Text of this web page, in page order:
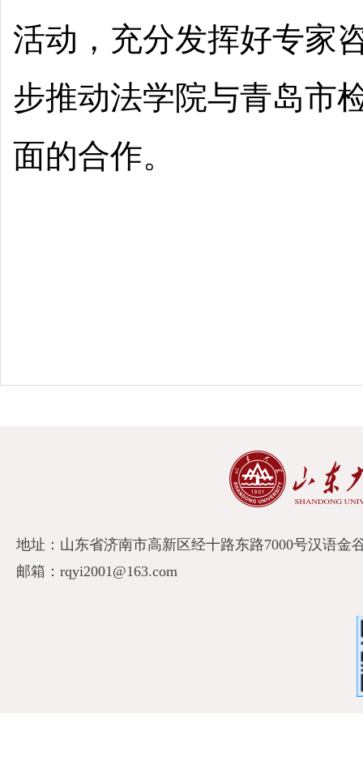
活动，充分发挥好专家
步推动法学院与青岛市
面的合作。
地址：山东省济南市高新区经十路东路7000号汉语金
邮箱：rqyi2001@163.com